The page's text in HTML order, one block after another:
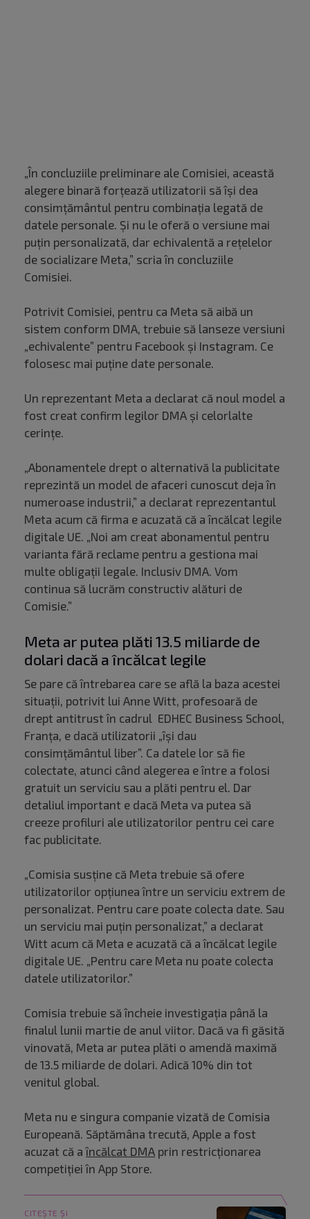
„În concluziile preliminare ale Comisiei, această
alegere binară forțează utilizatorii să își dea
consimțământul pentru combinația legată de
datele personale. Și nu le oferă o versiune mai
puțin personalizată, dar echivalentă a rețelelor
de socializare Meta,” scria în concluziile
Comisiei.
Potrivit Comisiei, pentru ca Meta să aibă un
sistem conform DMA, trebuie să lanseze versiuni
„echivalente” pentru Facebook și Instagram. Ce
folosesc mai puține date personale.
Un reprezentant Meta a declarat că noul model a
fost creat confirm legilor DMA și celorlalte
cerințe.
„Abonamentele drept o alternativă la publicitate
reprezintă un model de afaceri cunoscut deja în
numeroase industrii,” a declarat reprezentantul
Meta acum că firma e acuzată că a încălcat legile
digitale UE. „Noi am creat abonamentul pentru
varianta fără reclame pentru a gestiona mai
multe obligații legale. Inclusiv DMA. Vom
continua să lucrăm constructiv alături de
Comisie.”
Meta ar putea plăti 13.5 miliarde de
dolari dacă a încălcat legile
Se pare că întrebarea care se află la baza acestei
situații, potrivit lui Anne Witt, profesoară de
drept antitrust în cadrul EDHEC Business School,
Franța, e dacă utilizatorii „își dau
consimțământul liber”. Ca datele lor să fie
colectate, atunci când alegerea e între a folosi
gratuit un serviciu sau a plăti pentru el. Dar
detaliul important e dacă Meta va putea să
creeze profiluri ale utilizatorilor pentru cei care
fac publicitate.
„Comisia susține că Meta trebuie să ofere
utilizatorilor opțiunea între un serviciu extrem de
personalizat. Pentru care poate colecta date. Sau
un serviciu mai puțin personalizat,” a declarat
Witt acum că Meta e acuzată că a încălcat legile
digitale UE. „Pentru care Meta nu poate colecta
datele utilizatorilor.”
Comisia trebuie să încheie investigația până la
finalul lunii martie de anul viitor. Dacă va fi găsită
vinovată, Meta ar putea plăti o amendă maximă
de 13.5 miliarde de dolari. Adică 10% din tot
venitul global.
Meta nu e singura companie vizată de Comisia
Europeană. Săptămâna trecută, Apple a fost
acuzat că aîncălcat DMA prin restricționarea
competiției în App Store.
CITEȘTE ȘI